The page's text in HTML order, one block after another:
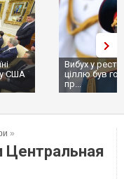
у ресторані в Москві:
був головком ВКС
»
Центральная